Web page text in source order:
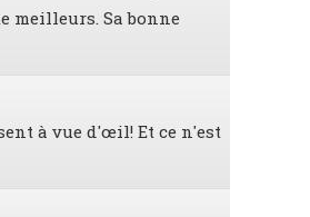
meilleurs. Sa bonne
à vue d'œil! Et ce n'est